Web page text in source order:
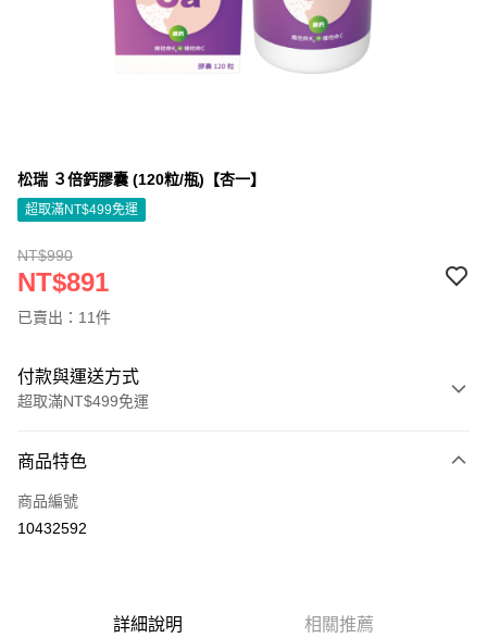
松瑞 ３倍鈣膠囊 (120粒/瓶)【杏一】
超取滿NT$499免運
NT$990
NT$891
已賣出：11件
付款與運送方式
超取滿NT$499免運
信用卡一次付款
信用卡分期付款
上海商業儲蓄銀行
台北富邦商業銀行
合作金庫商業銀行
第一商業銀行
商品特色
商品編號
10432592
詳細說明 相關推薦